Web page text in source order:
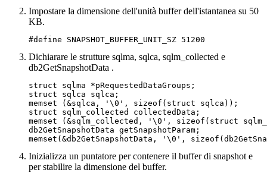
Impostare la dimensione dell'unità buffer dell'istantanea su 50
KB.
Dichiarare le strutture sqlma, sqlca, sqlm_collected e
db2GetSnapshotData .
struct sqlma *pRequestedDataGroups;
struct sqlca sqlca;
memset (&sqlca, '\0', sizeof(struct sqlca));
struct sqlm_collected collectedData;
memset (&sqlm_collected, '\0', sizeof(struct
db2GetSnapshotData getSnapshotParam;
Inizializza un puntatore per contenere il buffer di snapshot e
per stabilire la dimensione del buffer.